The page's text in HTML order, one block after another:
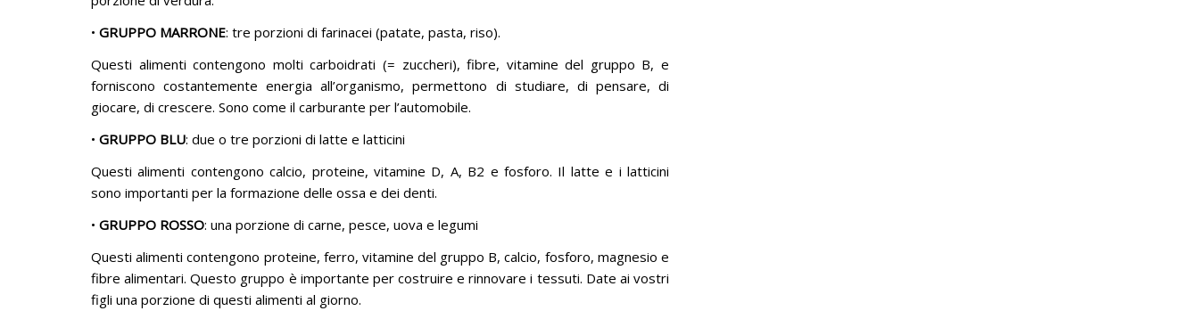
• GRUPPO MARRONE: tre porzioni di farinacei (patate, pasta, riso).
Questi alimenti contengono molti carboidrati (= zuccheri), fibre, vitamine del gruppo B, e
forniscono costantemente energia all’organismo, permettono di studiare, di pensare, di
giocare, di crescere. Sono come il carburante per l’automobile.
• GRUPPO BLU: due o tre porzioni di latte e latticini
Questi alimenti contengono calcio, proteine, vitamine D, A, B2 e fosforo. Il latte e i latticini
sono importanti per la formazione delle ossa e dei denti.
• GRUPPO ROSSO: una porzione di carne, pesce, uova e legumi
Questi alimenti contengono proteine, ferro, vitamine del gruppo B, calcio, fosforo, magnesio e
fibre alimentari. Questo gruppo è importante per costruire e rinnovare i tessuti. Date ai vostri
figli una porzione di questi alimenti al giorno.